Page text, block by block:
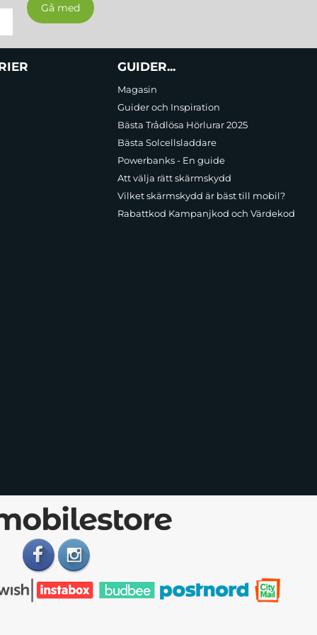
GUIDER...
Magasin
Guider och Inspiration
Bästa Trådlösa Hörlurar 2025
Bästa Solcellsladdare
Powerbanks - En guide
Att välja rätt skärmskydd
Vilket skärmskydd är bäst till mobil?
Rabattkod Kampanjkod och Värdekod